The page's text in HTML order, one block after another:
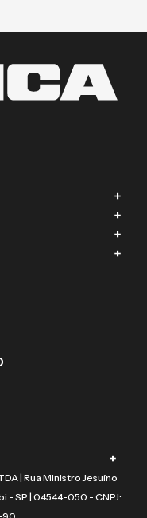
+
+
+
+
+
| Rua Ministro Jesuíno
- SP | 04544-050 - CNPJ: